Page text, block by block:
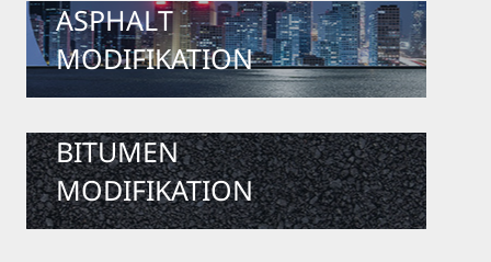
ASPHALT
MODIFIKATION
BITUMEN
MODIFIKATION